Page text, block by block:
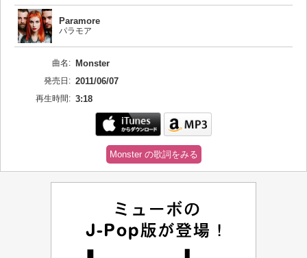
Paramore
パラモア
曲名: Monster
発売日: 2011/06/07
再生時間: 3:18
Monster の歌詞をみる